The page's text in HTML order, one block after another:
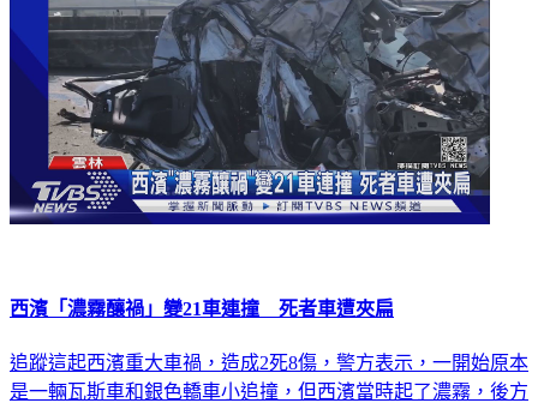
西濱「濃霧釀禍」變21車連撞 死者車遭夾扁
追蹤這起西濱重大車禍，造成2死8傷，警方表示，一開始原本
是一輛瓦斯車和銀色轎車小追撞，但西濱當時起了濃霧，後方